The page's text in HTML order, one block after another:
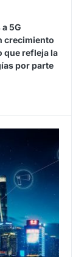
5G
crecimiento
que refleja la
por parte